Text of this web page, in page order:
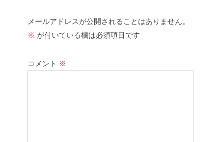
メールアドレスが公開されることはありません。
※ が付いている欄は必須項目です
コメント ※